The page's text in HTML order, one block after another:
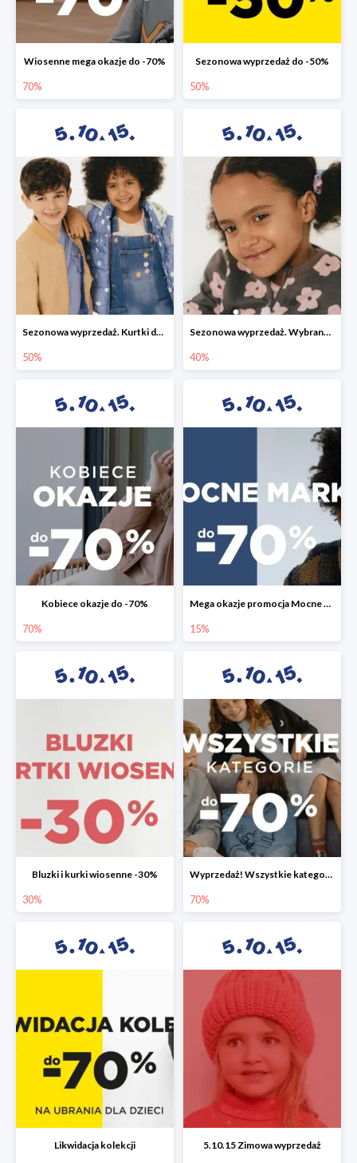
Wiosenne mega okazje do -70%
70%
Sezonowa wyprzedaż do -50%
50%
Sezonowa wyprzedaż. Kurtki do -50%
50%
Sezonowa wyprzedaż. Wybrane modele do -40%
40%
Kobiece okazje do -70%
70%
Mega okazje promocja Mocne marki do -70%
15%
Bluzki i kurki wiosenne -30%
30%
Wyprzedaż! Wszystkie kategorie do -70%
70%
Likwidacja kolekcji 5.10.15 Zimowa wyprzedaż